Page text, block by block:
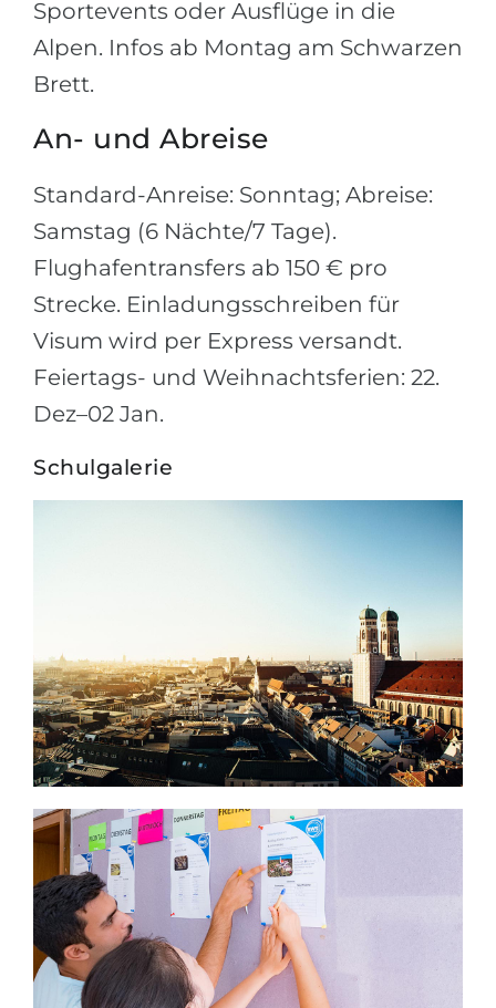
Sportevents oder Ausflüge in die
Alpen. Infos ab Montag am Schwarzen
Brett.
An- und Abreise
Standard-Anreise: Sonntag; Abreise:
Samstag (6 Nächte/7 Tage).
Flughafentransfers ab 150 € pro
Strecke. Einladungsschreiben für
Visum wird per Express versandt.
Feiertags- und Weihnachtsferien: 22.
Dez–02 Jan.
Schulgalerie